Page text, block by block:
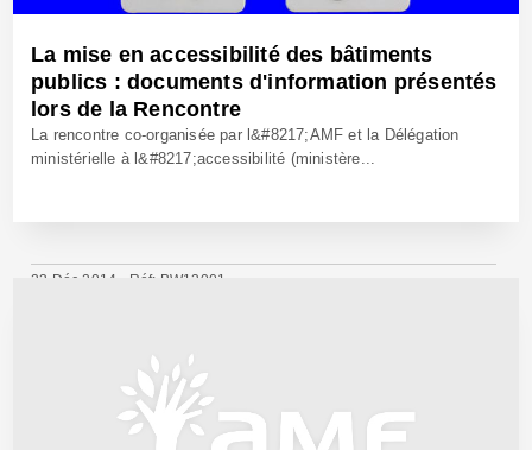
La mise en accessibilité des bâtiments
publics : documents d'information présentés
lors de la Rencontre
La rencontre co-organisée par l&#8217;AMF et la Délégation
ministérielle à l&#8217;accessibilité (ministère...
23 Déc 2014 - Réf: BW13001